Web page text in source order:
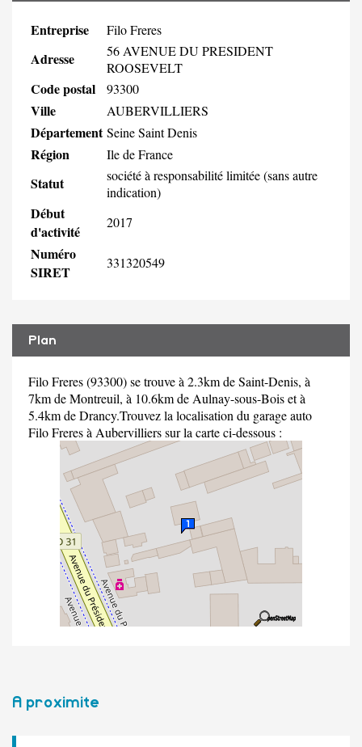
Entreprise Filo Freres
Adresse
56 AVENUE DU PRESIDENT
ROOSEVELT
Code postal 93300
Ville AUBERVILLIERS
Département Seine Saint Denis
Région Ile de France
Statut
société à responsabilité limitée (sans autre
indication)
Début
d'activité
2017
Numéro
SIRET
331320549
Plan
Filo Freres (93300) se trouve à 2.3km de Saint-Denis, à
7km de Montreuil, à 10.6km de Aulnay-sous-Bois et à
5.4km de Drancy.Trouvez la localisation du garage auto
Filo Freres à Aubervilliers sur la carte ci-dessous :
A proximite